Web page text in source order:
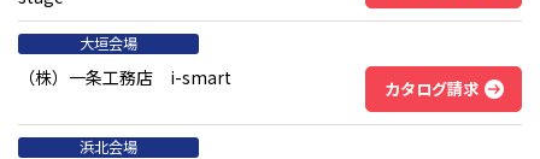
大垣会場
（株）一条工務店 i-smart カタログ請求
浜北会場